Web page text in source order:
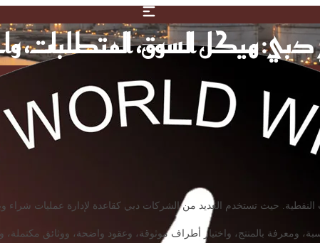
دبي: هيكل السوق، المتطلبات،
النفطية. حيث تستخدم العديد من الشركات دبي كقاعدة لإدارة عمليات شراء
بالمنتج، واختيار أطراف موثوقة، وعقود واضحة، ووثائق مكتملة،